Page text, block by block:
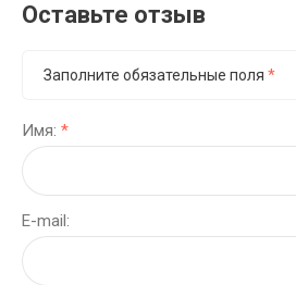
Оставьте отзыв
Заполните обязательные поля *
Имя: *
E-mail: